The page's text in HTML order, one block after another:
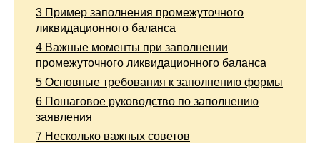
3 Пример заполнения промежуточного
ликвидационного баланса
4 Важные моменты при заполнении
промежуточного ликвидационного баланса
5 Основные требования к заполнению формы
6 Пошаговое руководство по заполнению
заявления
7 Несколько важных советов